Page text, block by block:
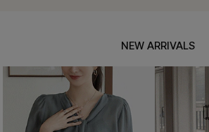
NEW ARRIVALS